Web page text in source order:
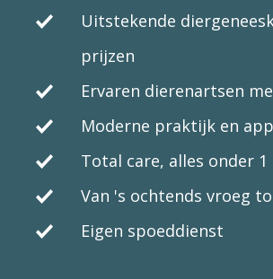
Uitstekende
prijzen
Ervaren dierenartsen
Moderne praktijk en
Total care, alles onder 1
Van 's ochtends vroeg
Eigen spoeddienst